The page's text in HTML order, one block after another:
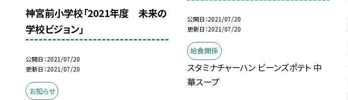
神宮前小学校「2021年度 未来の
学校ビジョン」
公開日 2021/07/20
更新日 2021/07/20
お知らせ
公開日 2021/07/20
更新日 2021/07/20
給食関係
スタミナチャーハン ビーンズポテト 中
華スープ